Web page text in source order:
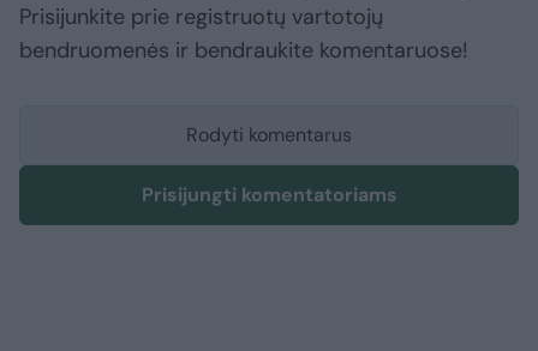
Prisijunkite prie registruotų vartotojų
bendruomenės ir bendraukite komentaruose!
Rodyti komentarus
Prisijungti komentatoriams